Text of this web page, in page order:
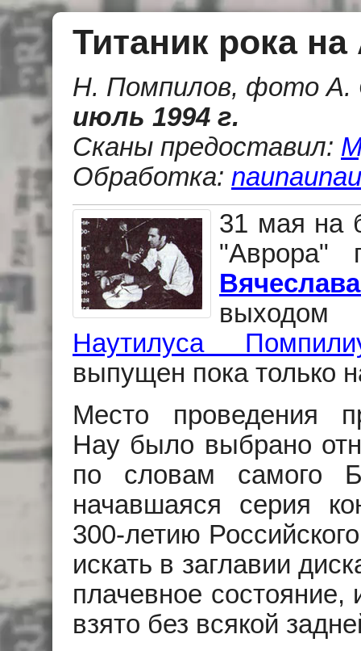
Титаник рока
Н. Помпилов, фото А.
июль 1994 г.
Сканы предоставил:
Обработка:
31 мая на
"Аврора"
Наутилуса
выпущен пока только
Место проведения
Нау было выбрано
по словам самого
начавшаяся серия
300-летию
искать в заглавии
плачевное
взято без всякой